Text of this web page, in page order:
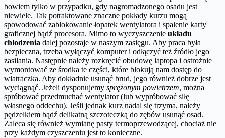
bowiem tylko w przypadku, gdy nagromadzonego osadu jest
niewiele. Tak potraktowane znaczne pokłady kurzu mogą
spowodować zablokowanie łopatek wentylatora i spalenie karty
graficznej bądź procesora. Mimo to wyczyszczenie układu
chłodzenia dalej pozostaje w naszym zasięgu. Aby praca była
bezpieczna, trzeba wyłączyć komputer i odłączyć też źródło jego
zasilania. Następnie należy rozkręcić obudowę laptopa i ostrożnie
wymontować ze środka te części, które blokują nam dostęp do
wiatraczka. Aby dokładnie usunąć brud, jego również dobrze jest
wyciągnąć. Jeżeli dysponujemy sprężonym powietrzem, można
spróbować przedmuchać wentylator (lub wypróbować siłę
własnego oddechu). Jeśli jednak kurz nadal się trzyma, należy
pędzelkiem bądź delikatną szczoteczką do zębów usunąć osad.
Zaleca się również wymianę pasty termoprzewodzącej, chociaż nie
przy każdym czyszczeniu jest to konieczne.